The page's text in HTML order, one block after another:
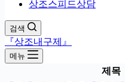
상조스피드상담
검색
『상조내구제』
메뉴
제목